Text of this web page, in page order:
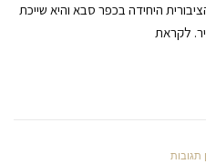
היחידה בכפר סבא והיא שייכת
לקראת
תגובות